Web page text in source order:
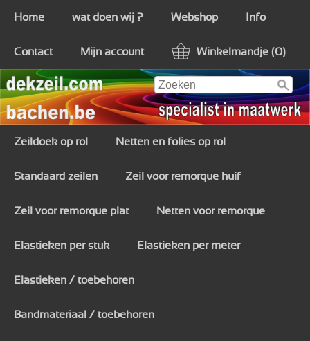
Home wat doen wij ? Webshop Info
Contact Mijn account Winkelmandje (0)
Zeildoek op rol Netten en folies op rol
Standaard zeilen Zeil voor remorque huif
Zeil voor remorque plat Netten voor remorque
Elastieken per stuk Elastieken per meter
Elastieken / toebehoren
Bandmateriaal / toebehoren